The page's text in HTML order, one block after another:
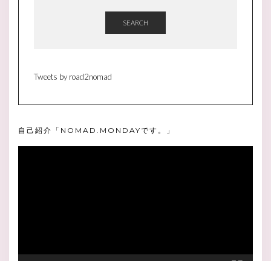
SEARCH
Tweets by road2nomad
自己紹介「NOMAD.MONDAYです。」